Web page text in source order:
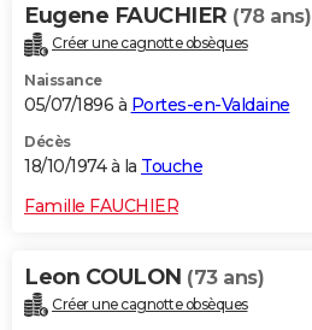
Eugene FAUCHIER (78 ans)
Créer une cagnotte obsèques
Naissance
05/07/1896 à Portes-en-Valdaine
Décès
18/10/1974 à la Touche
Famille FAUCHIER
Leon COULON (73 ans)
Créer une cagnotte obsèques